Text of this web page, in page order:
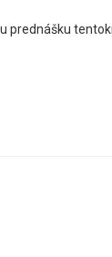
prednášku